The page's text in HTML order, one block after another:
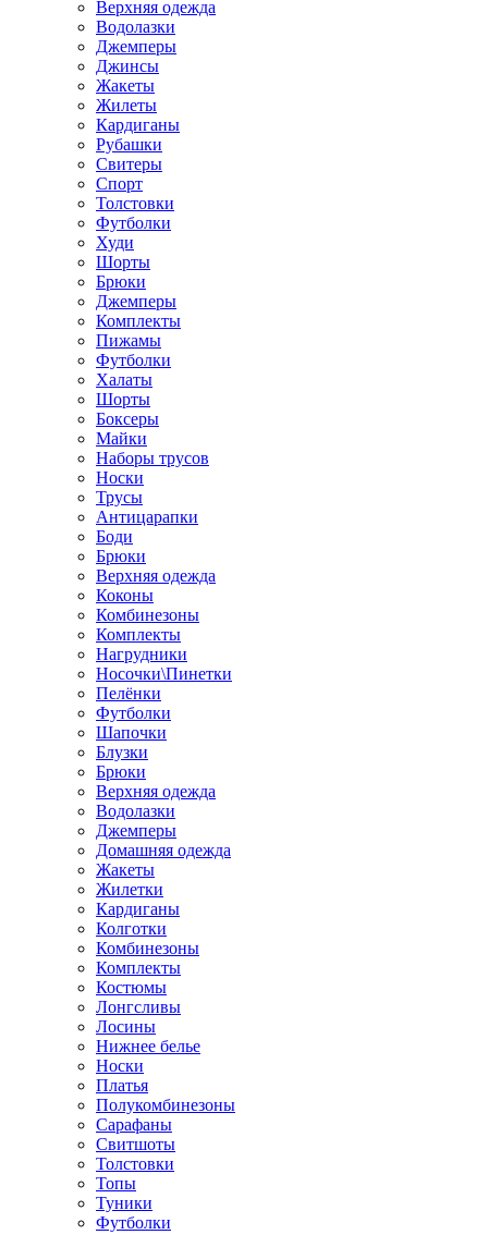
Верхняя одежда
Водолазки
Джемперы
Джинсы
Жакеты
Жилеты
Кардиганы
Рубашки
Свитеры
Спорт
Толстовки
Футболки
Худи
Шорты
Брюки
Джемперы
Комплекты
Пижамы
Футболки
Халаты
Шорты
Боксеры
Майки
Наборы трусов
Носки
Трусы
Антицарапки
Боди
Брюки
Верхняя одежда
Коконы
Комбинезоны
Комплекты
Нагрудники
Носочки\Пинетки
Пелёнки
Футболки
Шапочки
Блузки
Брюки
Верхняя одежда
Водолазки
Джемперы
Домашняя одежда
Жакеты
Жилетки
Кардиганы
Колготки
Комбинезоны
Комплекты
Костюмы
Лонгсливы
Лосины
Нижнее белье
Носки
Платья
Полукомбинезоны
Сарафаны
Свитшоты
Толстовки
Топы
Туники
Футболки